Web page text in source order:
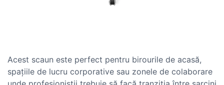
Acest scaun este perfect pentru birourile de acasă,
spațiile de lucru corporative sau zonele de colaborare